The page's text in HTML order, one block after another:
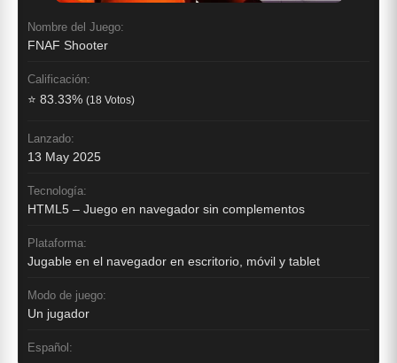
Nombre del Juego:
FNAF Shooter
Calificación:
⭐ 83.33% (18 Votos)
Lanzado:
13 May 2025
Tecnología:
HTML5 – Juego en navegador sin complementos
Plataforma:
Jugable en el navegador en escritorio, móvil y tablet
Modo de juego:
Un jugador
Español: